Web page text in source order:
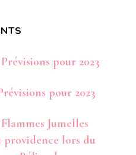
Prévisions pour 2023
pour 2023
Flammes Jumelles
providence lors du